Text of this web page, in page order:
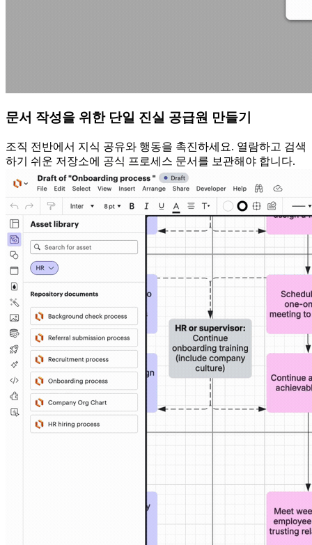
문서 작성을 위한 단일 진실 공급원 만들기
조직 전반에서 지식 공유와 행동을 촉진하세요. 열람하고 검색
하기 쉬운 저장소에 공식 프로세스 문서를 보관해야 합니다.